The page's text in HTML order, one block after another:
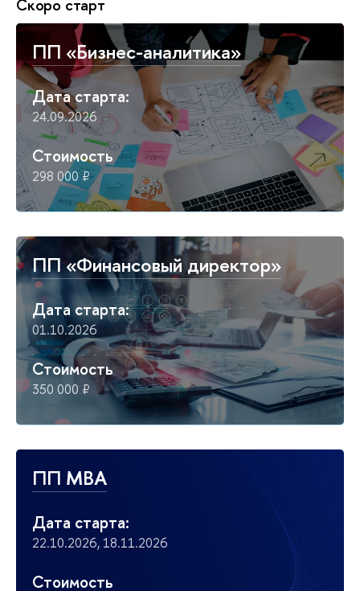
Скоро старт
ПП «Бизнес-аналитика»
Дата старта:
24.09.2026
Стоимость
298 000 ₽
ПП «Финансовый директор»
Дата старта:
01.10.2026
Стоимость
350 000 ₽
ПП MBA
Дата старта:
22.10.2026, 18.11.2026
Стоимость